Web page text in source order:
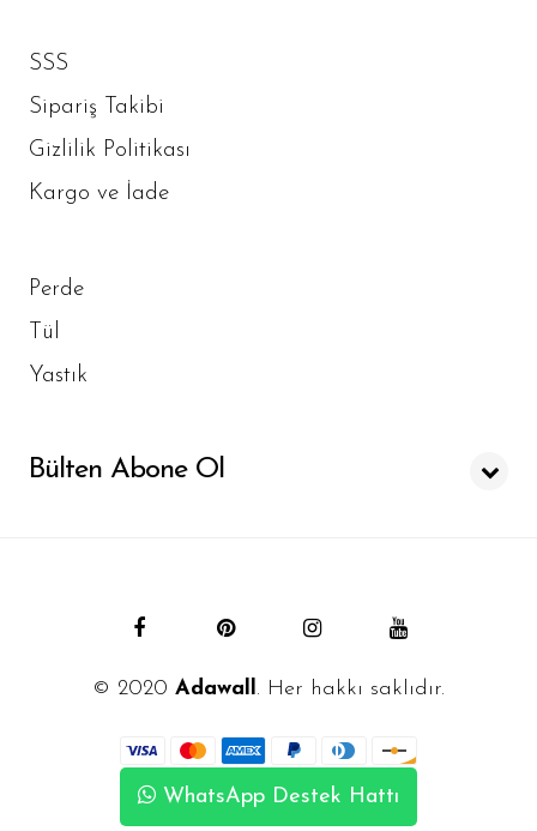
SSS
Sipariş Takibi
Gizlilik Politikası
Kargo ve İade
Perde
Tül
Yastık
Bülten Abone Ol
© 2020 Adawall . Her hakkı saklıdır.
WhatsApp Destek Hattı